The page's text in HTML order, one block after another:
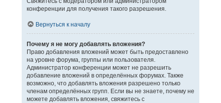
конференции для получения такого разрешения.
Вернуться к началу
Почему я не могу добавлять вложения?
Право добавления вложений может быть предоставлено
на уровне форума, группы или пользователя.
Администратор конференции может не разрешить
добавление вложений в определённых форумах. Также
возможно, что добавлять вложения разрешено только
членам определённых групп. Если вы не знаете, почему не
можете добавлять вложения, свяжитесь с